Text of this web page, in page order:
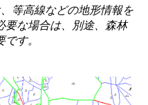
等高線などの地形情報を
要な場合は、別途、森林
す。